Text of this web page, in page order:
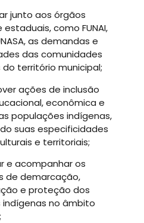
junto aos órgãos
como FUNAI,
as demandas e
das comunidades
território municipal;
ações de inclusão
econômica e
populações indígenas,
suas especificidades
e territoriais;
e acompanhar os
de demarcação,
e proteção dos
indígenas no âmbito